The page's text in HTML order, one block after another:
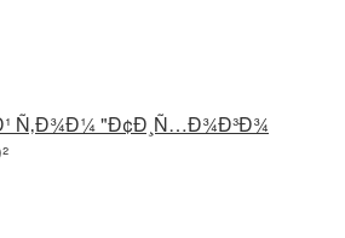
Ñ‚Ð¾Ð¼ "Ð¢Ð¸Ñ…Ð¾Ð³Ð¾